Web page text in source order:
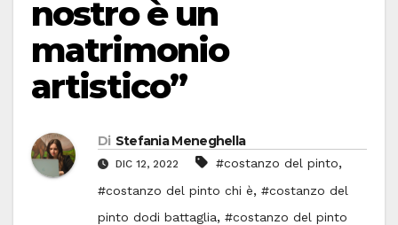
nostro è un
matrimonio
artistico”
Di Stefania Meneghella
DIC 12, 2022 #costanzo del pinto,
#costanzo del pinto chi è, #costanzo del
pinto dodi battaglia, #costanzo del pinto